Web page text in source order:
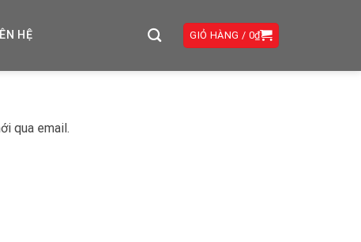
HỆ GIỎ HÀNG / 0₫
qua email.